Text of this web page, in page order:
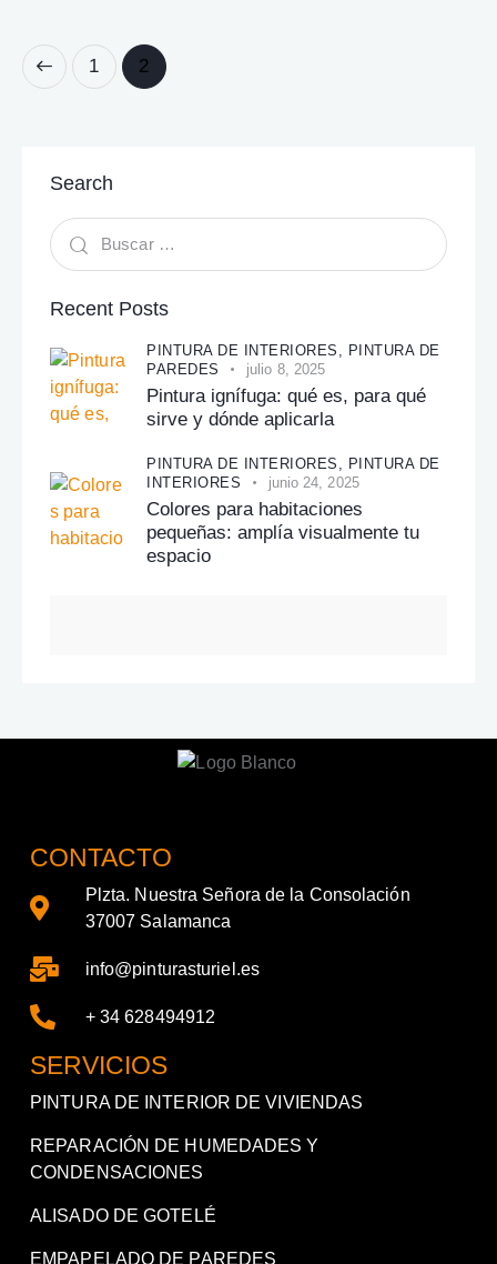
1 2
Search
Recent Posts
PINTURA DE INTERIORES, PINTURA DE
PAREDES
julio 8, 2025
Pintura ignífuga: qué es, para qué
sirve y dónde aplicarla
PINTURA DE INTERIORES,
PINTURA DE
INTERIORES
junio 24, 2025
Colores para habitaciones
pequeñas: amplía visualmente tu
espacio
CONTACTO
Plzta. Nuestra Señora de la Consolación
37007 Salamanca
info@pinturasturiel.es
+ 34 628494912
SERVICIOS
PINTURA DE INTERIOR DE VIVIENDAS
REPARACIÓN DE HUMEDADES Y
CONDENSACIONES
ALISADO DE GOTELÉ
EMPAPELADO DE PAREDES